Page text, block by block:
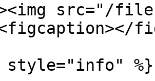
src="/files/
style="info" %}